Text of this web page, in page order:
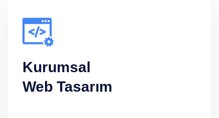
Kurumsal
Web Tasarım